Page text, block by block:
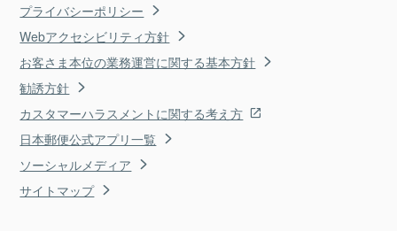
プライバシーポリシー
Webアクセシビリティ方針
お客さま本位の業務運営に関する基本方針
勧誘方針
カスタマーハラスメントに関する考え方
日本郵便公式アプリ一覧
ソーシャルメディア
サイトマップ